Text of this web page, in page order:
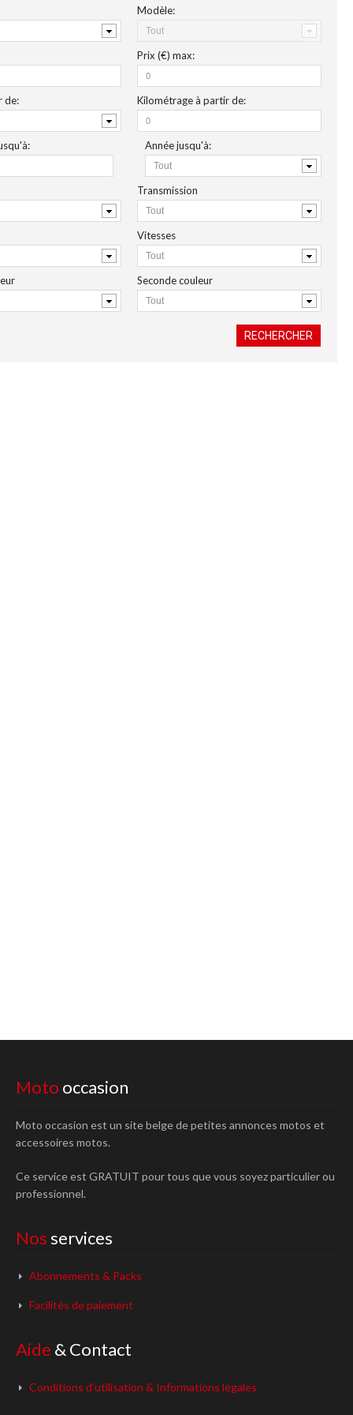
Modèle:
Prix (€) max:
de: Kilométrageà partir de:
Annéejusqu'à:
Transmission
Vitesses
Seconde couleur
Moto occasion
Moto occasion est un site belge de petites annonces motos et
accessoires motos.
Ce service est GRATUIT pour tous que vous soyez particulier ou
professionnel.
Nos services
Abonnements & Packs
Facilités de paiement
Aide & Contact
Conditions d’utilisation & Informations légales